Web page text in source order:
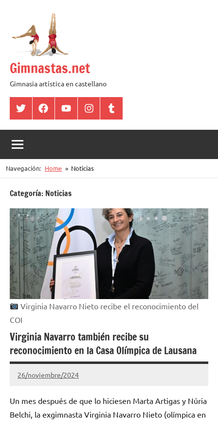
contenido
Gimnastas.net
Gimnasia artística en castellano
TwitterFacebookYouTubeInstagramTumblr
Navegación: Home Noticias
Categoría: Noticias
Virginia Navarro Nieto recibe el reconocimiento del
COI
Virginia Navarro también recibe su
reconocimiento en la Casa Olímpica de Lausana
26/noviembre/2024
Gimnastas.net
No
comentarios
Un mes después de que lo hiciesen Marta Artigas y Núria
Belchi, la exgimnasta Virginia Navarro Nieto (olímpica en